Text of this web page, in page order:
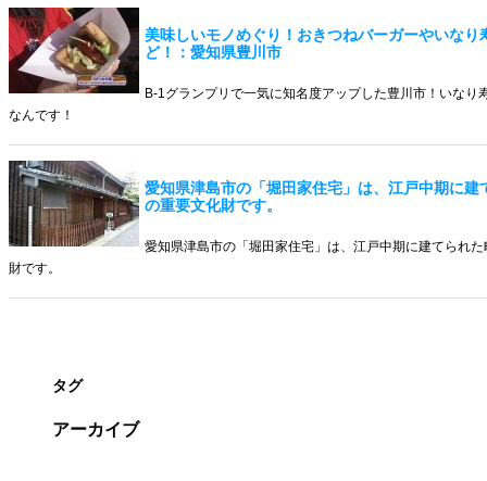
美味しいモノめぐり！おきつねバーガーやいなり
ど！：愛知県豊川市
B-1グランプリで一気に知名度アップした豊川市！いなり
なんです！
愛知県津島市の「堀田家住宅」は、江戸中期に建
の重要文化財です。
愛知県津島市の「堀田家住宅」は、江戸中期に建てられ
財です。
タグ
アーカイブ